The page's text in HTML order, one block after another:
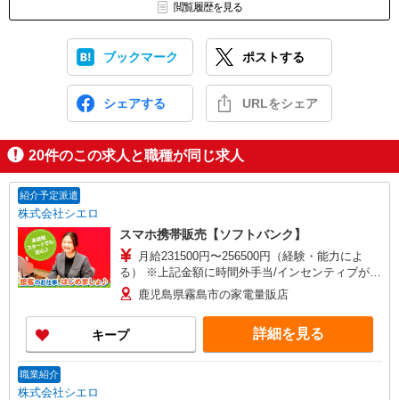
閲覧履歴を見る
ブックマーク ポストする
シェアする URLをシェア
20件のこの求人と職種が同じ求人
紹介予定派遣
株式会社シエロ
スマホ携帯販売【ソフトバンク】
月給231500円〜256500円（経験・能力によ
る） ※上記金額に時間外手当/インセンティブが加
算 ・賞与あり・時間外手当あり（平均残業時間：
10h/月）・地域手当/職能手当あり・Workstyle支
援金（4000円/月）あり・実績によりインセンティ
ブあり ★交通費別途支給（規定あり） ゜+゜・。
○。・゜+゜・。○。・゜+゜ 入社祝い金10万円支
鹿児島県霧島市の家電量販店
キープ 詳細を見る
職業紹介
株式会社シエロ